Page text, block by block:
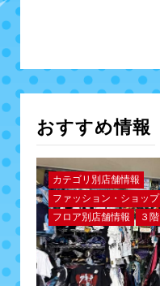
おすすめ情報
カテゴリ別店舗情報
ファッション・ショップ
フロア別店舗情報
３階